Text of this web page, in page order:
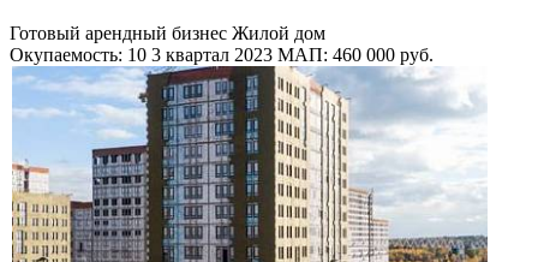
Готовый арендный бизнес Жилой дом
Окупаемость: 10 3 квартал 2023 МАП: 460 000 руб.